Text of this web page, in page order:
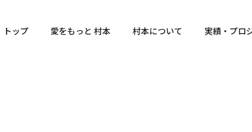
トップ 愛をもっと 村本 村本について 実績・プロ